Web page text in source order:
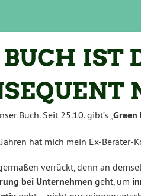
BUCH IST
Buch. Seit 25.10. gibt’s „
hat mich mein Ex-Berater-
verrückt, denn an
bei Unternehmen geht, um